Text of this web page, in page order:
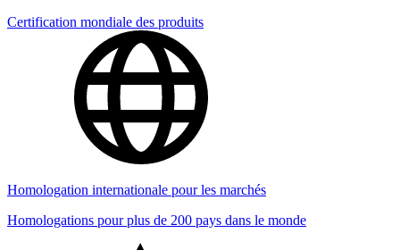
Certification mondiale des produits
Homologation internationale pour les marchés
Homologations pour plus de 200 pays dans le monde